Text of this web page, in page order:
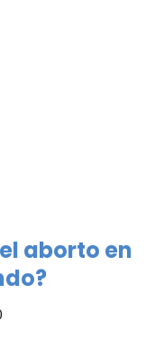
aborto en